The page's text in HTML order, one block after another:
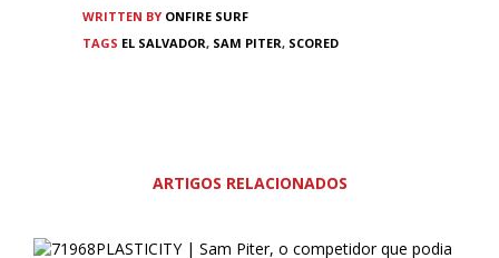
WRITTEN BY ONFIRE SURF
TAGS EL SALVADOR, SAM PITER, SCORED
ARTIGOS RELACIONADOS